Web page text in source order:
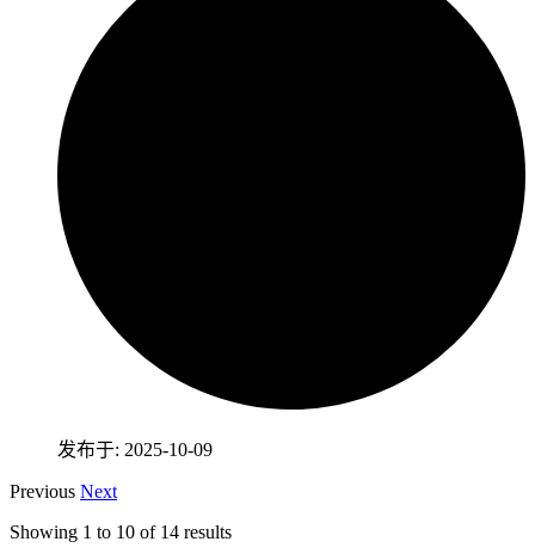
发布于: 2025-10-09
Previous Next
Showing 1 to 10 of 14 results